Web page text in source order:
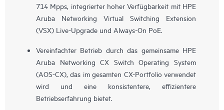
714 Mpps, integrierter hoher Verfügbarkeit mit HPE
Aruba Networking Virtual Switching Extension
(VSX) Live-Upgrade und Always-On PoE.
Vereinfachter Betrieb durch das gemeinsame HPE
Aruba Networking CX Switch Operating System
(AOS-CX), das im gesamten CX-Portfolio verwendet
wird und eine konsistentere, effizientere
Betriebserfahrung bietet.